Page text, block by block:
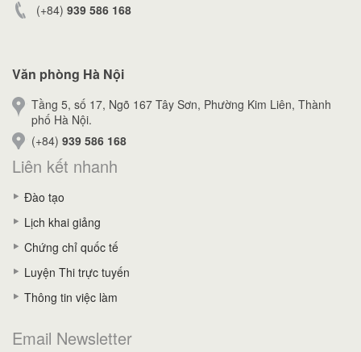
(+84) 939 586 168
Văn phòng Hà Nội
Tầng 5, số 17, Ngõ 167 Tây Sơn, Phường Kim Liên, Thành
phố Hà Nội.
(+84) 939 586 168
Liên kết nhanh
Đào tạo
Lịch khai giảng
Chứng chỉ quốc tế
Luyện Thi trực tuyến
Thông tin việc làm
Email Newsletter